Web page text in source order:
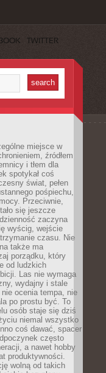
TWITTER
miejsce w
źródłem
i tłem dla
spotykał coś
świat, pełen
pośpiechu,
Przeciwnie,
się jeszcze
zaczyna
wyścig, wejście
czasu. Nie
także ma
porządku, który
od ludzkich
Las nie wymaga
wydajny i stale
ocenia tempa, nie
po prostu być. To
osób staje się dziś
niemal wszystko
coś dawać, spacer
często
a nawet hobby
produktywności.
wolną od takich